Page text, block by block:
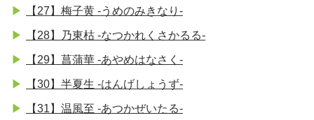
【27】梅子黄 -うめのみきなり-
【28】乃東枯 -なつかれくさかるる-
【29】菖蒲華 -あやめはなさく-
【30】半夏生 -はんげしょうず-
【31】温風至 -あつかぜいたる-